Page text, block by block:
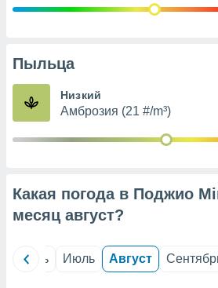
данных
Пыльца
Низкий
Амброзия (21 #/m³)
Какая погода в Поджио
месяц август?
Июнь Июль Август